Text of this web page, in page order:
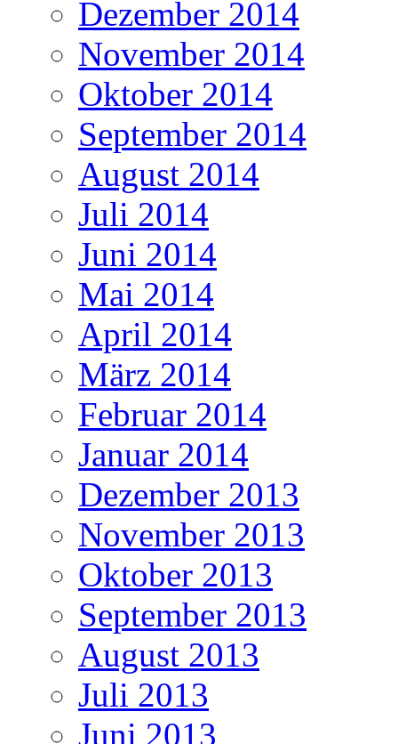
Dezember 2014
November 2014
Oktober 2014
September 2014
August 2014
Juli 2014
Juni 2014
Mai 2014
April 2014
März 2014
Februar 2014
Januar 2014
Dezember 2013
November 2013
Oktober 2013
September 2013
August 2013
Juli 2013
Juni 2013